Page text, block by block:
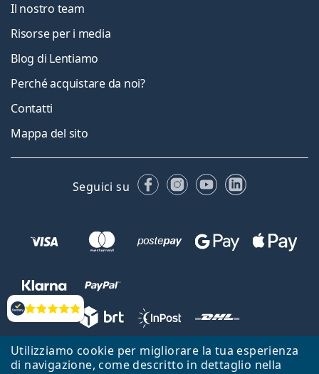
Utilizziamo cookie per migliorare la tua esperienza
di navigazione, come descritto in dettaglio nella
Valutazione
Il nostro team
Risorse per i media
Blog di Lentiamo
Perché acquistare da noi?
Contatti
Mappa del sito
Seguici su FacebookInstagram
YouTubeLinkedIn
Lentiamo s.r.o., Vídeňská 12, 37833 Nová Bystřice, Repubblica Ceca.